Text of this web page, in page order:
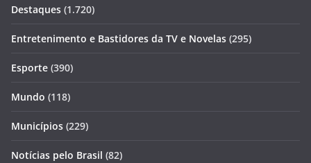
Destaques (1.720)
Entretenimento e Bastidores da TV e Novelas (295)
Esporte (390)
Mundo (118)
Municípios (229)
Notícias pelo Brasil (82)